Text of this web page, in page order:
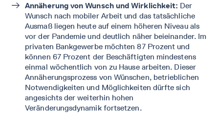
Annäherung von Wunsch und Wirklichkeit: Der
Wunsch nach mobiler Arbeit und das tatsächliche
Ausmaß liegen heute auf einem höheren Niveau als
vor der Pandemie und deutlich näher beieinander. Im
privaten Bankgewerbe möchten 87 Prozent und
können 67 Prozent der Beschäftigten mindestens
einmal wöchentlich von zu Hause arbeiten. Dieser
Annäherungsprozess von Wünschen, betrieblichen
Notwendigkeiten und Möglichkeiten dürfte sich
angesichts der weiterhin hohen
Veränderungsdynamik fortsetzen.